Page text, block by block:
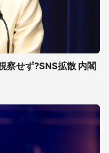
察せず?SNS拡散 内閣